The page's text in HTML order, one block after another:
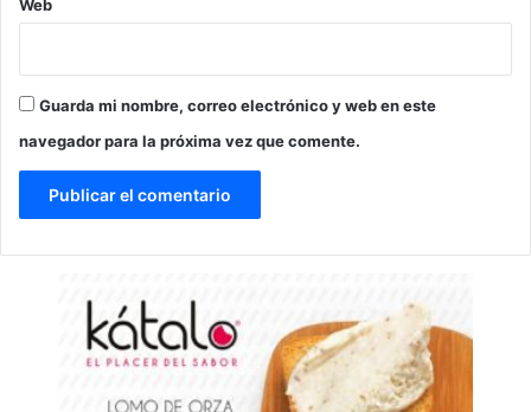
Web
Guarda mi nombre, correo electrónico y web en este
navegador para la próxima vez que comente.